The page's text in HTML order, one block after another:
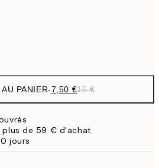
PANIER-7,50 €15 €
plus de 59 € d'achat
jours